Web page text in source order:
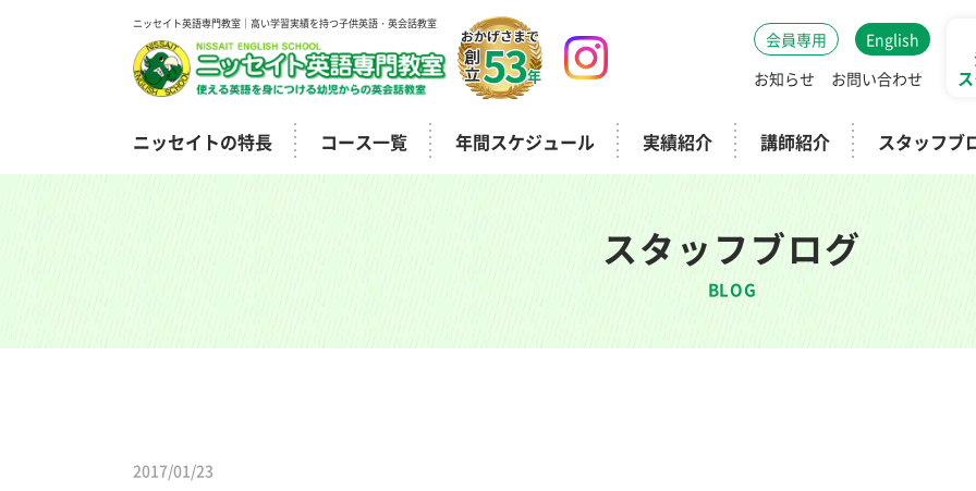
ニッセイト英語専門教室｜高い学習実績を持つ子供英語・英会話教室
53年
会員専用
English
お知らせ
お問い合わせ
ニッセイトの特長 コース一覧 年間スケジュール 実績紹介 講師紹介 スタッフブ
スタッフブログ
BLOG
2017/01/23